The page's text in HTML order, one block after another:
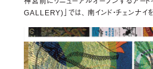
GALLERY)」では、 南インド・チェンナ